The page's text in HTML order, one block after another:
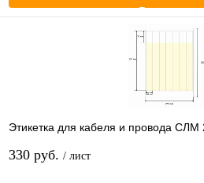
Этикетка для кабеля и провода СЛМ
330 руб. / лист